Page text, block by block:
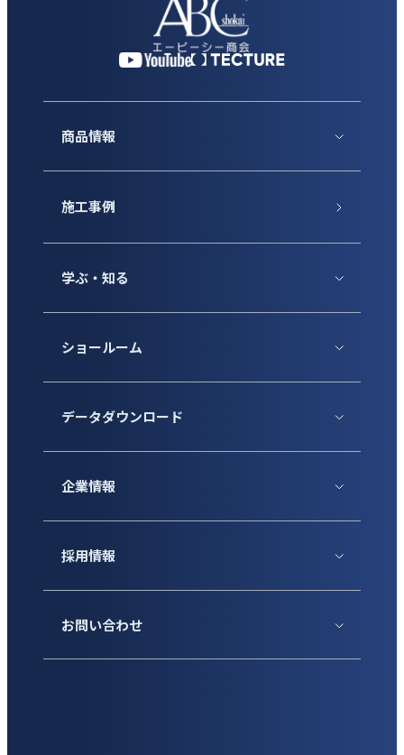
商品情報
施工事例
学ぶ・知る
ショールーム
データダウンロード
企業情報
採用情報
お問い合わせ